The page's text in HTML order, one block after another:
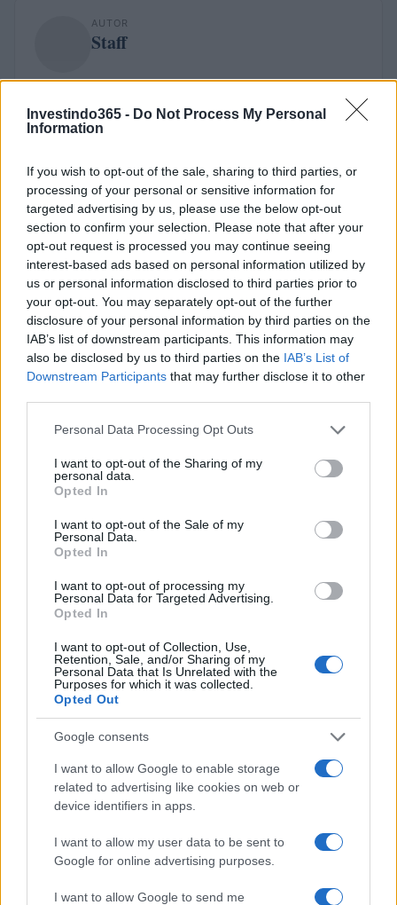
Investindo365 - Do Not Process My Personal
Information
If you wish to opt-out of the sale, sharing to third parties, or
processing of your personal or sensitive information for
targeted advertising by us, please use the below opt-out
section to confirm your selection. Please note that after your
opt-out request is processed you may continue seeing
interest-based ads based on personal information utilized by
us or personal information disclosed to third parties prior to
your opt-out. You may separately opt-out of the further
disclosure of your personal information by third parties on the
IAB’s list of downstream participants. This information may
also be disclosed by us to third parties on the IAB’s List of
Downstream Participants that may further disclose it to other
Please note that this website/app uses one or more Google
not limited to your visit or usage behaviour. You may click to
grant or deny consent to Google and its third-party tags to
use your data for below specified purposes in below Google
consent section.
Personal Data Processing Opt Outs
I want to opt-out of the Sharing of my
personal data.
Opted In
I want to opt-out of the Sale of my
Personal Data.
Opted In
I want to opt-out of processing my
Personal Data for Targeted Advertising.
Opted In
I want to opt-out of Collection, Use,
Retention, Sale, and/or Sharing of my
Personal Data that Is Unrelated with the
Purposes for which it was collected.
Opted Out
Google consents
I want to allow Google to enable storage
related to advertising like cookies on web or
device identifiers in apps.
I want to allow my user data to be sent to
Google for online advertising purposes.
I want to allow Google to send me
AUTOR
Staff
Continue lendo
CRYPTO
Como escolher e usar carteiras de autocustódia para
segurança de criptoativos